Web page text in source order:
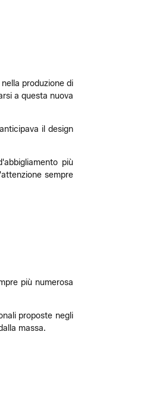
produzione di
a questa nuova
il design
più
sempre
più numerosa
proposte negli
massa.